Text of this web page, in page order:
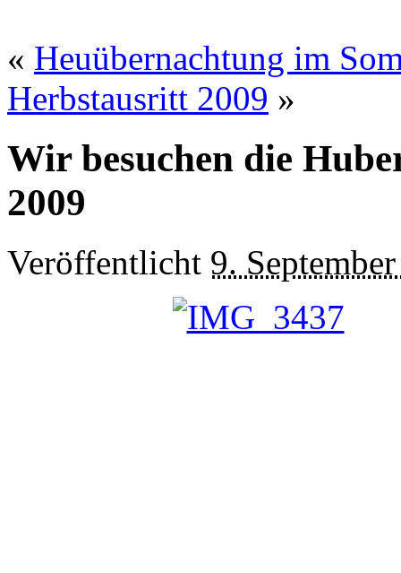
« Heuübernachtung im
Herbstausritt 2009 »
Wir besuchen die
2009
Veröffentlicht 9.